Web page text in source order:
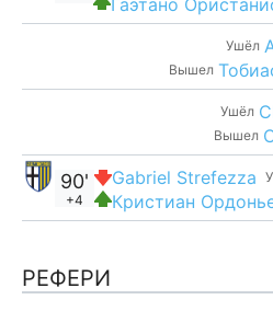
Ушёл
Вышел
Ушёл
Вышел
Gabriel Strefezza
Кристиан
90'
+4
РЕФЕРИ